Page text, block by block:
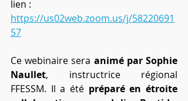
lien :
https://us02web.zoom.us/j/58220691
57
Ce webinaire sera animé par Sophie
Naullet, instructrice régional
FFESSM. Il a été préparé en étroite